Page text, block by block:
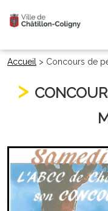
Accueil > Concours de